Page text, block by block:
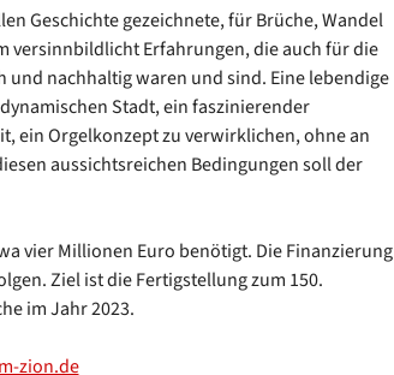
Geschichte gezeichnete, für Brüche, Wandel
versinnbildlicht Erfahrungen, die auch für die
und nachhaltig waren und sind. Eine lebendige
Stadt, ein faszinierender
ein Orgelkonzept zu verwirklichen, ohne an
aussichtsreichen Bedingungen soll der
vier Millionen Euro benötigt. Die Finanzierung
Ziel ist die Fertigstellung zum 150.
im Jahr 2023.
zion.de